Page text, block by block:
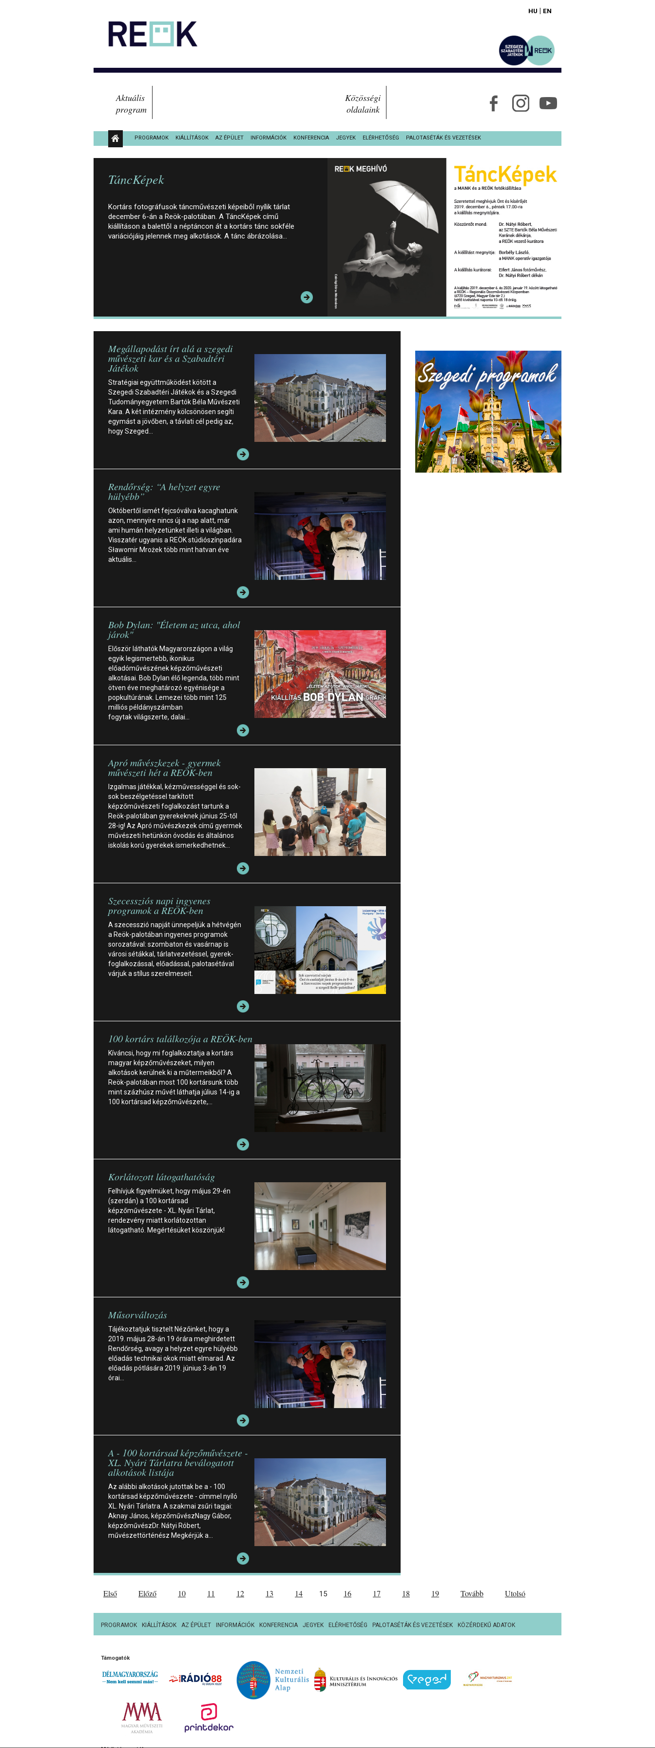
Aktuális
program
Közösségi
oldalaink
HU | EN
PROGRAMOK KIÁLLÍTÁSOK AZ ÉPÜLET INFORMÁCIÓK KONFERENCIA JEGYEK ELÉRHETŐSÉG PALOTASÉTÁK ÉS VEZETÉSEK
KÖZÉRDEKŰ ADATOK
TáncKépek
Kortárs fotográfusok táncművészeti képeiből nyílik tárlat
december 6-án a Reök-palotában. A TáncKépek című
kiállításon a balettől a néptáncon át a kortárs tánc sokféle
variációjáig jelennek meg alkotások. A tánc ábrázolása…
Megállapodást írt alá a szegedi
művészeti kar és a Szabadtéri
Játékok
Stratégiai együttműködést kötött a
Szegedi Szabadtéri Játékok és a Szegedi
Tudományegyetem Bartók Béla Művészeti
Kara. A két intézmény kölcsönösen segíti
egymást a jövőben, a távlati cél pedig az,
hogy Szeged…
Rendőrség: “A helyzet egyre
hülyébb”
Októbertől ismét fejcsóválva kacaghatunk
azon, mennyire nincs új a nap alatt, már
ami humán helyzetünket illeti a világban.
Visszatér ugyanis a REÖK stúdiószínpadára
Sławomir Mrożek több mint hatvan éve
aktuális…
Bob Dylan: "Életem az utca, ahol
járok"
Először láthatók Magyarországon a világ
egyik legismertebb, ikonikus
előadóművészének képzőművészeti
alkotásai. Bob Dylan élő legenda, több mint
ötven éve meghatározó egyénisége a
popkultúrának. Lemezei több mint 125
milliós példányszámban
fogytak világszerte, dalai…
Apró művészkezek - gyermek
művészeti hét a REÖK-ben
Izgalmas játékkal, kézművességgel és sok-
sok beszélgetéssel tarkított
képzőművészeti foglalkozást tartunk a
Reök-palotában gyerekeknek június 25-től
28-ig! Az Apró művészkezek című gyermek
művészeti hetünkön óvodás és általános
iskolás korú gyerekek ismerkedhetnek…
Szecessziós napi ingyenes
programok a REÖK-ben
A szecesszió napját ünnepeljük a hétvégén
a Reök-palotában ingyenes programok
sorozatával: szombaton és vasárnap is
városi sétákkal, tárlatvezetéssel, gyerek-
foglalkozással, előadással, palotasétával
várjuk a stílus szerelmeseit.
100 kortárs találkozója a REÖK-ben
Kíváncsi, hogy mi foglalkoztatja a kortárs
magyar képzőművészeket, milyen
alkotások kerülnek ki a műtermeikből? A
Reök-palotában most 100 kortársunk több
mint százhúsz művét láthatja július 14-ig a
100 kortársad képzőművészete,…
Korlátozott látogathatóság
Felhívjuk figyelmüket, hogy május 29-én
(szerdán) a 100 kortársad
képzőművészete - XL. Nyári Tárlat,
rendezvény miatt korlátozottan
látogatható. Megértésüket köszönjük!
Műsorváltozás
Tájékoztatjuk tisztelt Nézőinket, hogy a
2019. május 28-án 19 órára meghirdetett
Rendőrség, avagy a helyzet egyre hülyébb
előadás technikai okok miatt elmarad. Az
előadás pótlására 2019. június 3-án 19
órai…
A - 100 kortársad képzőművészete -
XL. Nyári Tárlatra beválogatott
alkotások listája
Az alábbi alkotások jutottak be a - 100
kortársad képzőművészete - címmel nyíló
XL. Nyári Tárlatra. A szakmai zsűri tagjai:
Aknay János, képzőművészNagy Gábor,
képzőművészDr. Nátyi Róbert,
művészettörténész Megkérjük a…
Első Előző 10 11 12 13 14 15 16 17 18 19 Tovább Utolsó
PROGRAMOK KIÁLLÍTÁSOK AZ ÉPÜLET INFORMÁCIÓK KONFERENCIA JEGYEK ELÉRHETŐSÉG PALOTASÉTÁK ÉS VEZETÉSEK KÖZÉRDEKŰ ADATOK
Támogatók